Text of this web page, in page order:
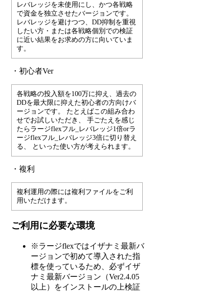
レバレッジを未使用にし、かつ各戦略
で資金を独立させたバージョンです。
レバレッジを避けつつ、DD抑制を重視
したい方・または各戦略個別での検証
に近い結果をお求めの方に向いていま
す。
・初心者Ver
各戦略の投入額を100万に抑え、過去の
DDを最大限に抑えた初心者の方向けバ
ージョンです。 たとえばこの組み合わ
せでお試しいただき、 手ごたえを感じ
たらラージflexフル_レバレッジ1倍orラ
ージflexフル_レバレッジ3倍に切り替え
る、 といった使い方が考えられます。
・複利
複利運用の際には複利ファイルをご利
用いただけます。
ご利用に必要な環境
※ラージflexではイザナミ最新バ
ージョンで初めて導入された指
標を使っているため、必ずイザ
ナミ最新バージョン（Ver2.4.05
以上）をインストールの上検証